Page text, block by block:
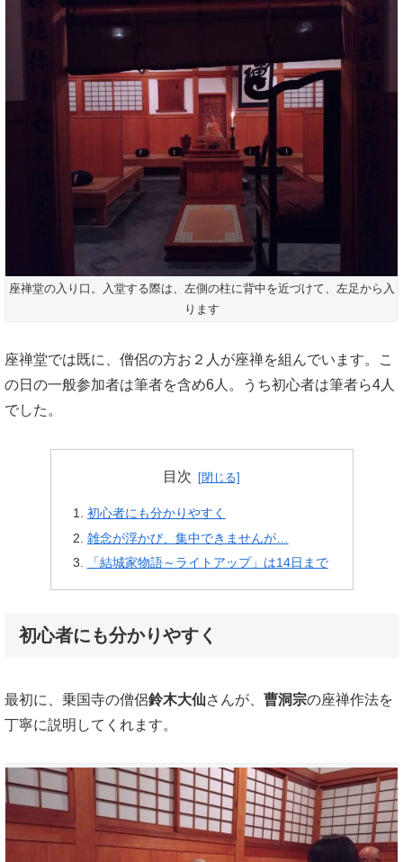
座禅堂の入り口。入堂する際は、左側の柱に背中を近づけて、左足から入
ります
座禅堂では既に、僧侶の方お２人が座禅を組んでいます。こ
の日の一般参加者は筆者を含め6人。うち初心者は筆者ら4人
でした。
目次
初心者にも分かりやすく
雑念が浮かび、集中できませんが…
「結城家物語～ライトアップ」は14日まで
初心者にも分かりやすく
最初に、乗国寺の僧侶鈴木大仙さんが、 曹洞宗の座禅作法を
丁寧に説明してくれます。